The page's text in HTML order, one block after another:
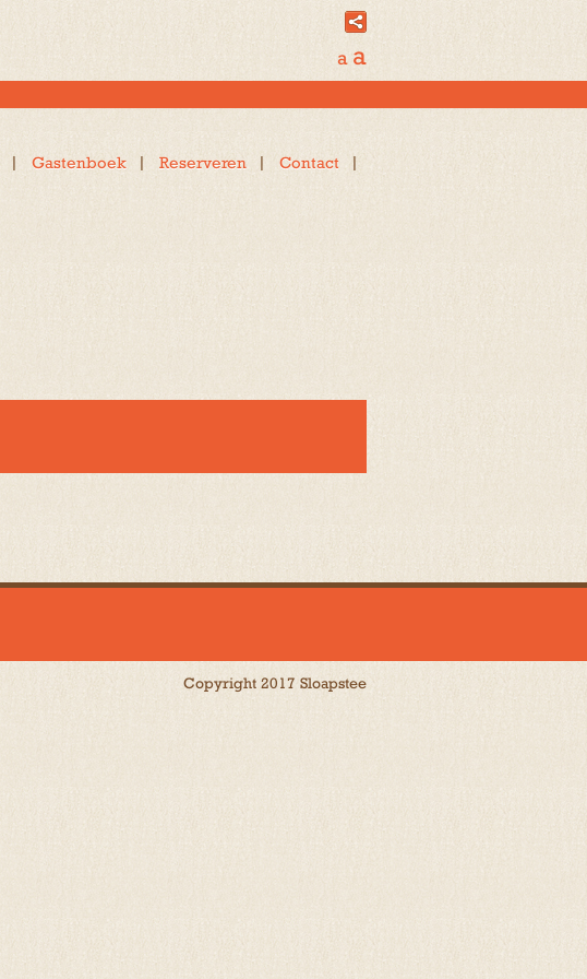
a a
Gastenboek Reserveren Contact
Copyright 2017 Sloapstee